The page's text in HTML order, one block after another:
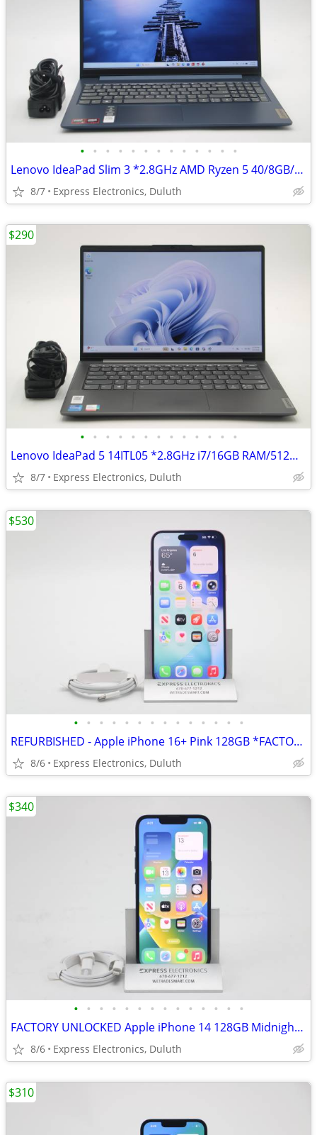
• • • • • • • • • • • • •
Lenovo IdeaPad Slim 3 *2.8GHz AMD Ryzen 5 40/8GB/512GB SSD* WARRANTY!
8/7 Express Electronics, Duluth
• • • • • • • • • • • • •
Lenovo IdeaPad 5 14ITL05 *2.8GHz i7/16GB RAM/512GB SSD* NEW BATTERY!!!
8/7 Express Electronics, Duluth
$290
• • • • • • • • • • • • • •
REFURBISHED - Apple iPhone 16+ Pink 128GB *FACTORY UNLOCKED* 99% BH
8/6 Express Electronics, Duluth
$530
• • • • • • • • • • • • • •
FACTORY UNLOCKED Apple iPhone 14 128GB Midnight *100% Battery*
8/6 Express Electronics, Duluth
$340
$310